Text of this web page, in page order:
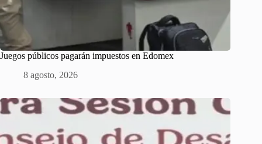
Juegos públicos pagarán impuestos en Edomex
8 agosto, 2026